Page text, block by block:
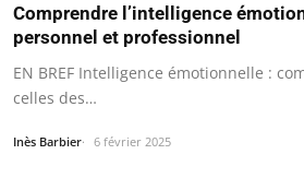
Comprendre l’intelligence
personnel et professionnel
EN BREF Intelligence émotionnelle :
celles des…
Inès Barbier 6 février 2025